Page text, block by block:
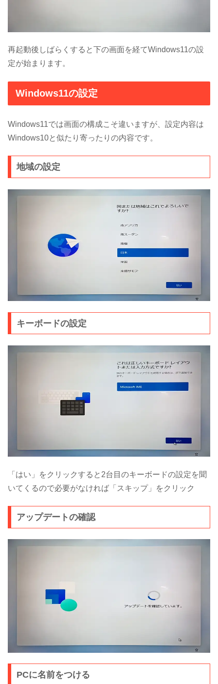
再起動後しばらくすると下の画面を経てWindows11の設
定が始まります。
Windows11の設定
Windows11では画面の構成こそ違いますが、設定内容は
Windows10と似たり寄ったりの内容です。
地域の設定
キーボードの設定
「はい」をクリックすると2台目のキーボードの設定を聞
いてくるので必要がなければ「スキップ」をクリック
アップデートの確認
PCに名前をつける